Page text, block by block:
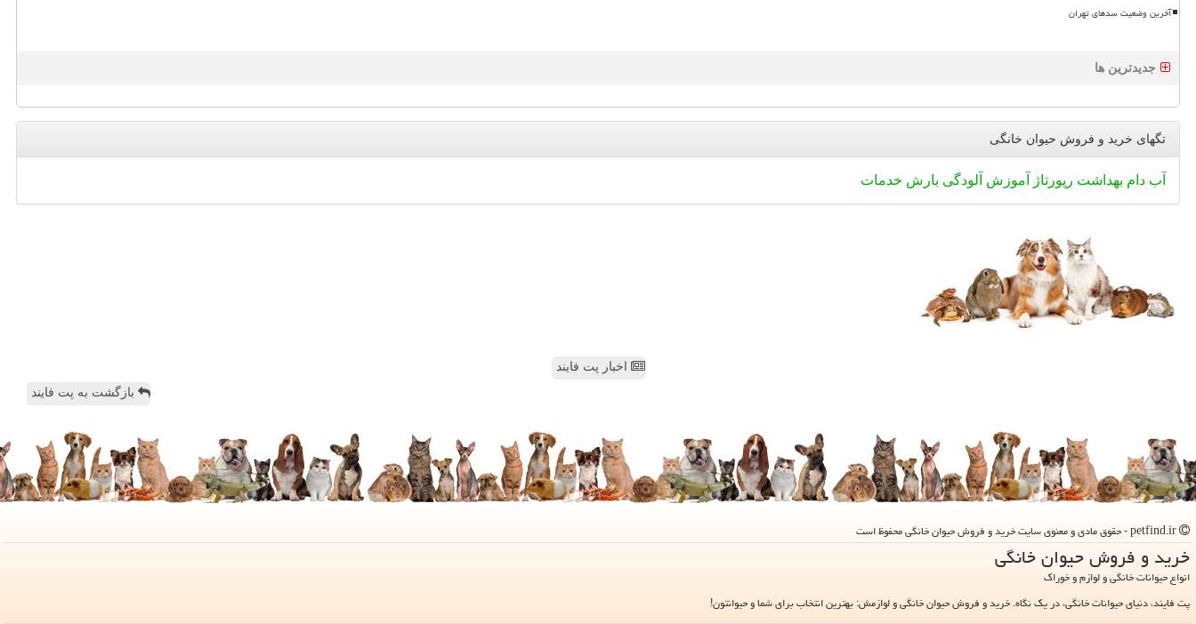
آخرین وضعیت سدهای تهران
جدیدترین ها
تگهای خرید و فروش حیوان خانگی
آب دام بهداشت رپورتاژ آموزش آلودگی بارش خدمات
اخبار پت فایند
بازگشت به پت فایند
خرید و فروش حیوان خانگی
انواع حیوانات خانگی و لوازم و خوراک
پت فایند، دنیای حیوانات خانگی، در یک نگاه. خرید و فروش حیوان خانگی و لوازمش: بهترین انتخاب برای شما و حیوانتون!